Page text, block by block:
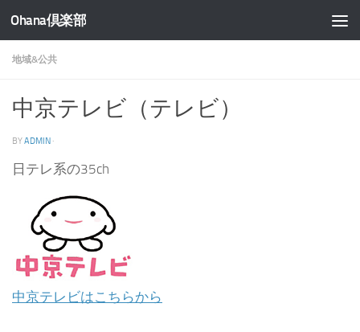
コンテンツへスキップ
Ohana倶楽部
地域&公共
中京テレビ（テレビ）
BYADMIN ·
日テレ系の35ch
中京テレビはこちらから